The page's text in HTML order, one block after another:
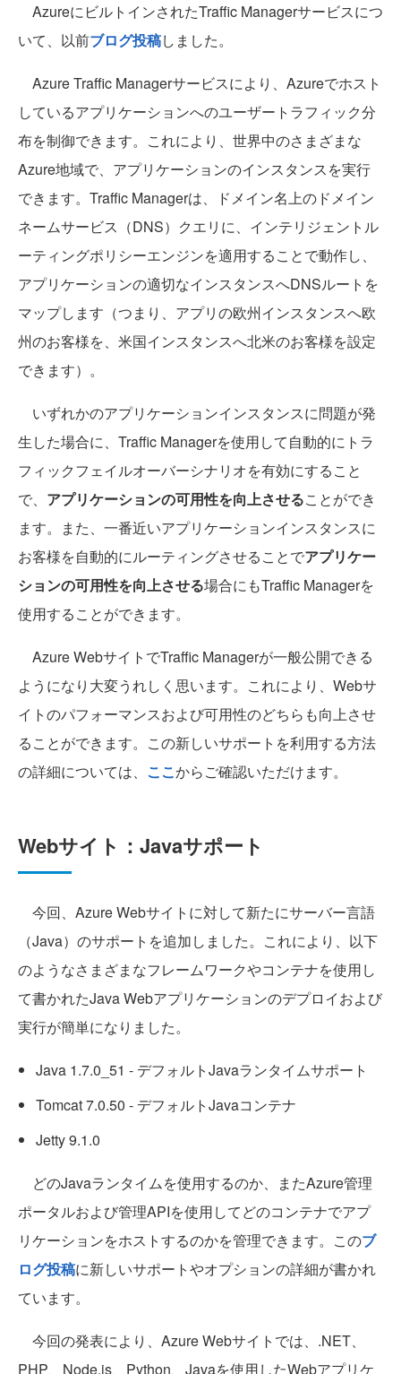
AzureにビルトインされたTraffic Managerサービスにつ
いて、以前ブログ投稿しました。
Azure Traffic Managerサービスにより、Azureでホスト
しているアプリケーションへのユーザートラフィック分
布を制御できます。これにより、世界中のさまざまな
Azure地域で、アプリケーションのインスタンスを実行
できます。Traffic Managerは、ドメイン名上のドメイン
ネームサービス（DNS）クエリに、インテリジェントル
ーティングポリシーエンジンを適用することで動作し、
アプリケーションの適切なインスタンスへDNSルートを
マップします（つまり、アプリの欧州インスタンスへ欧
州のお客様を、米国インスタンスへ北米のお客様を設定
できます）。
いずれかのアプリケーションインスタンスに問題が発
生した場合に、Traffic Managerを使用して自動的にトラ
フィックフェイルオーバーシナリオを有効にすること
で、 アプリケーションの可用性を向上させることができ
ます。また、一番近いアプリケーションインスタンスに
お客様を自動的にルーティングさせることでアプリケー
ションの可用性を向上させる場合にもTraffic Managerを
使用することができます。
Azure WebサイトでTraffic Managerが一般公開できる
ようになり大変うれしく思います。これにより、Webサ
イトのパフォーマンスおよび可用性のどちらも向上させ
ることができます。この新しいサポートを利用する方法
の詳細については、 ここからご確認いただけます。
Webサイト：Javaサポート
今回、Azure Webサイトに対して新たにサーバー言語
（Java）のサポートを追加しました。これにより、以下
のようなさまざまなフレームワークやコンテナを使用し
て書かれたJava Webアプリケーションのデプロイおよび
実行が簡単になりました。
Java 1.7.0_51 - デフォルトJavaランタイムサポート
Tomcat 7.0.50 - デフォルトJavaコンテナ
Jetty 9.1.0
どのJavaランタイムを使用するのか、またAzure管理
ポータルおよび管理APIを使用してどのコンテナでアプ
リケーションをホストするのかを管理できます。このブ
ログ投稿に新しいサポートやオプションの詳細が書かれ
ています。
今回の発表により、Azure Webサイトでは、.NET、
PHP、Node.js、Python、Javaを使用したWebアプリケ